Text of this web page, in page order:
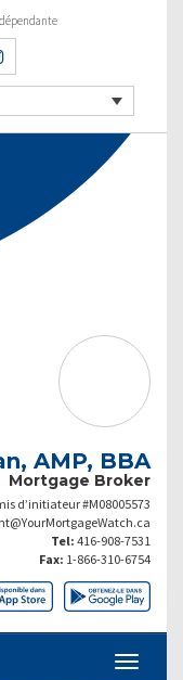
AMP, BBA
Mortgage Broker
d’initiateur #M08005573
Tel: 416-908-7531
Fax: 1-866-310-6754